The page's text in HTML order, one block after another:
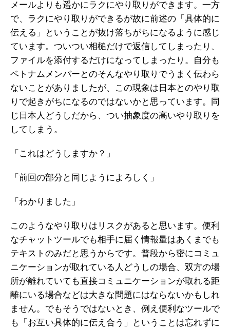
メールよりも遥かにラクにやり取りができます。一方
で、ラクにやり取りができるが故に前述の「具体的に
伝える」ということが抜け落ちがちになるように感じ
ています。ついつい相槌だけで返信してしまったり、
ファイルを添付するだけになってしまったり。自分も
ベトナムメンバーとのそんなやり取りでうまく伝わら
ないことがありましたが、この現象は日本とのやり取
りで起きがちになるのではないかと思っています。同
じ日本人どうしだから、つい抽象度の高いやり取りを
してしまう。
「これはどうしますか？」
「前回の部分と同じようによろしく」
「わかりました」
このようなやり取りはリスクがあると思います。便利
なチャットツールでも相手に届く情報量はあくまでも
テキストのみだと思うからです。普段から密にコミュ
ニケーションが取れている人どうしの場合、双方の場
所が離れていても直接コミュニケーションが取れる距
離にいる場合などは大きな問題にはならないかもしれ
ません。でもそうではないとき、例え便利なツールで
も「お互い具体的に伝え合う」ということは忘れずに